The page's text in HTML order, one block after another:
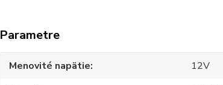
Parametre
Menovité napätie
12V